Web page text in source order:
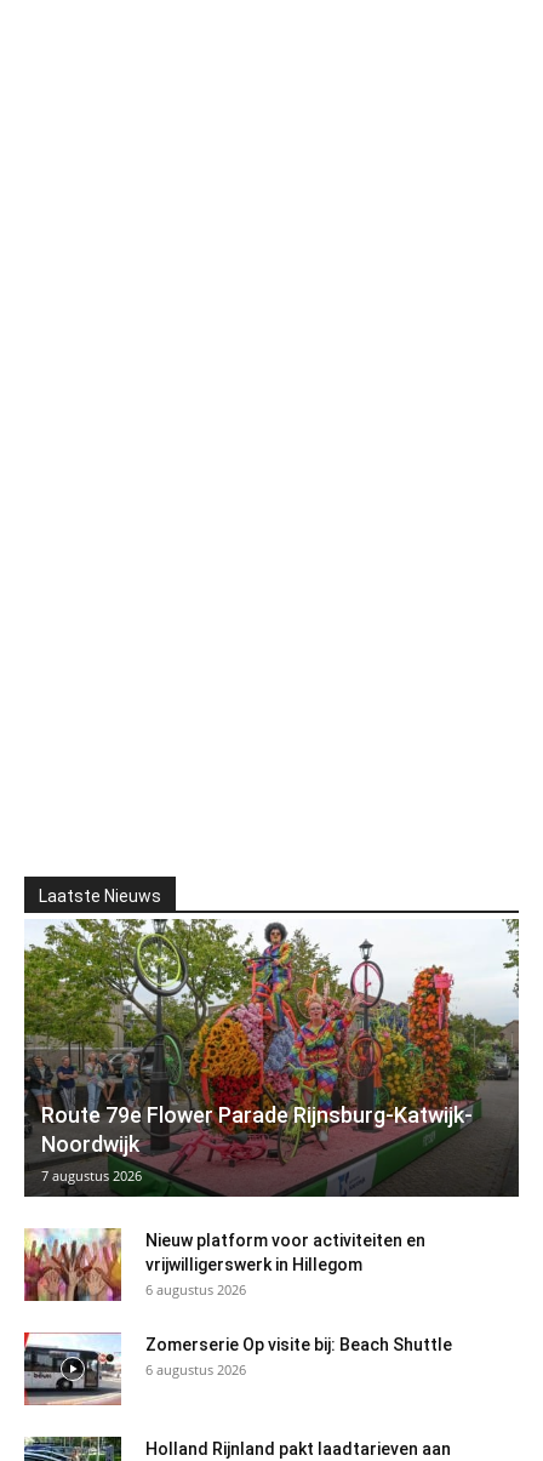
Laatste Nieuws
Route 79e Flower Parade Rijnsburg-Katwijk-
Noordwijk
7 augustus 2026
Nieuw platform voor activiteiten en
vrijwilligerswerk in Hillegom
6 augustus 2026
Zomerserie Op visite bij: Beach Shuttle
6 augustus 2026
Holland Rijnland pakt laadtarieven aan